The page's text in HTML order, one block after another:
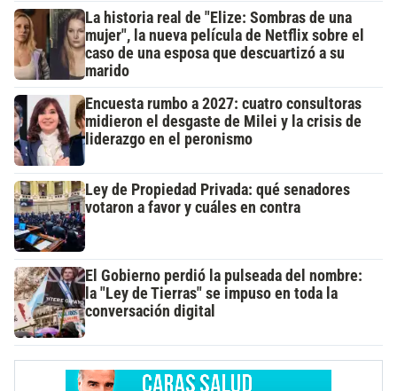
La historia real de "Elize: Sombras de una
mujer", la nueva película de Netflix sobre el
caso de una esposa que descuartizó a su
marido
Encuesta rumbo a 2027: cuatro consultoras
midieron el desgaste de Milei y la crisis de
liderazgo en el peronismo
Ley de Propiedad Privada: qué senadores
votaron a favor y cuáles en contra
El Gobierno perdió la pulseada del nombre:
la "Ley de Tierras" se impuso en toda la
conversación digital